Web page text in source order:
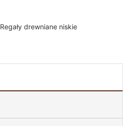
Regały drewniane niskie